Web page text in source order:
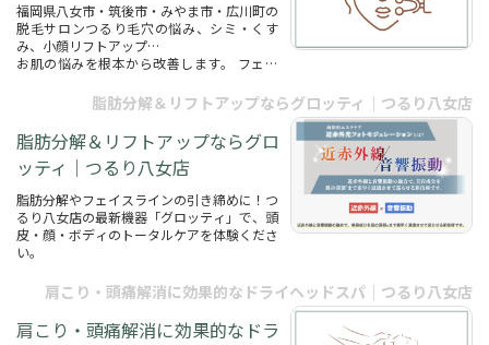
福岡県八女市・筑後市・みやま市・広川町の
脱毛サロンつるり毛穴の悩み、シミ・くす
み、小顔リフトアップ…
お肌の悩みを根本から改善します。 フェイ
て、幅広いメニューをご用意。思春期ニキ
ビ・毛穴の黒ずみ・肌荒れ・シミ・くすみ・
乾燥・しわ・たるみなど、さまざ...
脂肪分解＆リフトアップならグロッティ｜つるり八女店
脂肪分解＆リフトアップならグロ
ッティ｜つるり八女店
脂肪分解やフェイスラインの引き締めに！つ
るり八女店の最新機器「グロッティ」で、頭
皮・顔・ボディのトータルケアを体験くださ
い。
肩こり・頭痛解消に効果的なドライヘッドスパ｜つるり八女店
肩こり・頭痛解消に効果的なドラ